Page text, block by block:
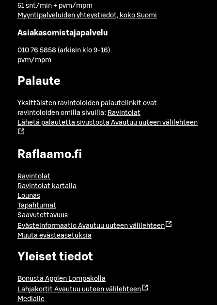
51 snt/min + pvm/mpm
Myyntipalveluiden yhteystiedot, koko Suomi
Asiakasomistajapalvelu
010 76 5858 (arkisin klo 9-16)
pvm/mpm
Palaute
Yksittäisten ravintoloiden palautelinkit ovat
ravintoloiden omilla sivuilla: Ravintolat
Lähetä palautetta sivustosta Avautuu uuteen välilehteen
Raflaamo.fi
Ravintolat
Ravintolat kartalla
Lounas
Tapahtumat
Saavutettavuus
Evästeinformaatio Avautuu uuteen välilehteen
Muuta evästeasetuksia
Yleiset tiedot
Bonusta Applen Lompakolla
Lahjakortit Avautuu uuteen välilehteen
Medialle